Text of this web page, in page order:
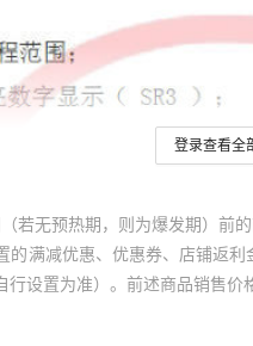
登录查看全
若无预热期，则为爆发期）
满减优惠、优惠券、店铺返
设置为准）。前述商品销售